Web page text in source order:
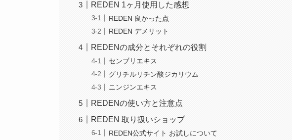
REDEN 1ヶ月使用した感想
REDEN 良かった点
REDEN デメリット
REDENの成分とそれぞれの役割
センブリエキス
グリチルリチン酸ジカリウム
ニンジンエキス
REDENの使い方と注意点
REDEN 取り扱いショップ
REDEN公式サイト お試しについて